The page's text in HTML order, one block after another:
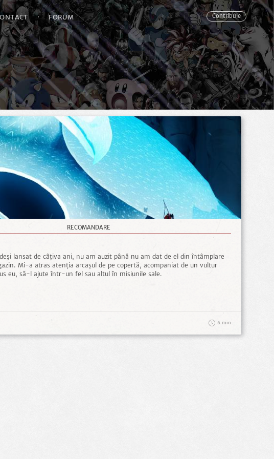
· FORUM Contribuie
RECOMANDARE
lansat de câțiva ani, nu am auzit până nu am dat de el din întâmplare
Mi-a atras atenția arcașul de pe copertă, acompaniat de un vultur
eu, să-l ajute într-un fel sau altul în misiunile sale.
6